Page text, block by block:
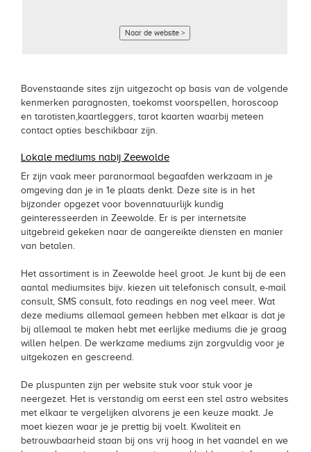
Naar de website >
Bovenstaande sites zijn uitgezocht op basis van de volgende
kenmerken paragnosten, toekomst voorspellen, horoscoop
en tarotisten,kaartleggers, tarot kaarten waarbij meteen
contact opties beschikbaar zijn.
Lokale mediums nabij Zeewolde
Er zijn vaak meer paranormaal begaafden werkzaam in je
omgeving dan je in 1e plaats denkt. Deze site is in het
bijzonder opgezet voor bovennatuurlijk kundig
geinteresseerden in Zeewolde. Er is per internetsite
uitgebreid gekeken naar de aangereikte diensten en manier
van betalen.
Het assortiment is in Zeewolde heel groot. Je kunt bij de een
aantal mediumsites bijv. kiezen uit telefonisch consult, e-mail
consult, SMS consult, foto readings en nog veel meer. Wat
deze mediums allemaal gemeen hebben met elkaar is dat je
bij allemaal te maken hebt met eerlijke mediums die je graag
willen helpen. De werkzame mediums zijn zorgvuldig voor je
uitgekozen en gescreend.
De pluspunten zijn per website stuk voor stuk voor je
neergezet. Het is verstandig om eerst een stel astro websites
met elkaar te vergelijken alvorens je een keuze maakt. Je
moet kiezen waar je je prettig bij voelt. Kwaliteit en
betrouwbaarheid staan bij ons vrij hoog in het vaandel en we